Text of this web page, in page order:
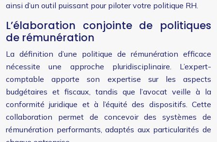
ainsi d’un outil puissant pour piloter votre politique RH.
L’élaboration conjointe de politiques
de rémunération
La définition d’une politique de rémunération efficace
nécessite une approche pluridisciplinaire. L’expert-
comptable apporte son expertise sur les aspects
budgétaires et fiscaux, tandis que l’avocat veille à la
conformité juridique et à l’équité des dispositifs. Cette
collaboration permet de concevoir des systèmes de
rémunération performants, adaptés aux particularités de